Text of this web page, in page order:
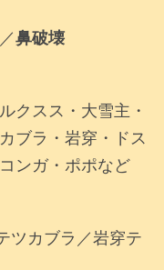
鼻破壊
クスス・大雪主・
ブラ・岩穿・ドス
ンガ・ポポなど
ツカブラ／岩穿テ